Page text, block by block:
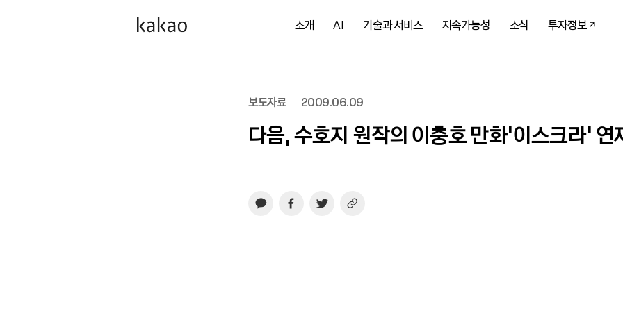
소개 AI 기술과 서비스 지속가능성 소식 투자정보
보도자료 2009.06.09
다음, 수호지 원작의 이충호 만화‘이스크라’ 연